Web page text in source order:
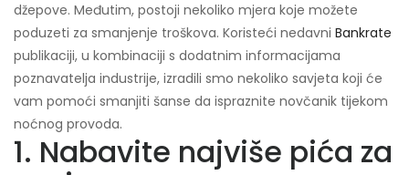
džepove. Međutim, postoji nekoliko mjera koje možete
poduzeti za smanjenje troškova. Koristeći nedavni Bankrate
publikaciji, u kombinaciji s dodatnim informacijama
poznavatelja industrije, izradili smo nekoliko savjeta koji će
vam pomoći smanjiti šanse da ispraznite novčanik tijekom
noćnog provoda.
1. Nabavite najviše pića za